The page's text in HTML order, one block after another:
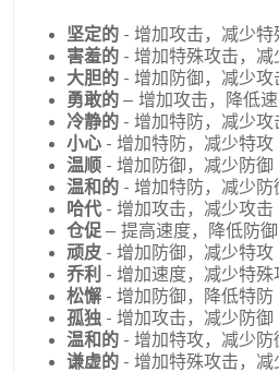
坚定的 - 增加攻击，减少特
害羞的 - 增加特殊攻击，减
大胆的 - 增加防御，减少攻
勇敢的 – 增加攻击，降低
冷静的 - 增加特防，减少攻
小心 - 增加特防，减少特攻
温顺 - 增加防御，减少防御
温和的 - 增加特防，减少防
哈代 - 增加攻击，减少攻击
仓促 – 提高速度，降低防御
顽皮 - 增加防御，减少特攻
乔利 - 增加速度，减少特殊
松懈 - 增加防御，降低特防
孤独 - 增加攻击，减少防御
温和的 - 增加特攻，减少防
谦虚的 - 增加特殊攻击，减